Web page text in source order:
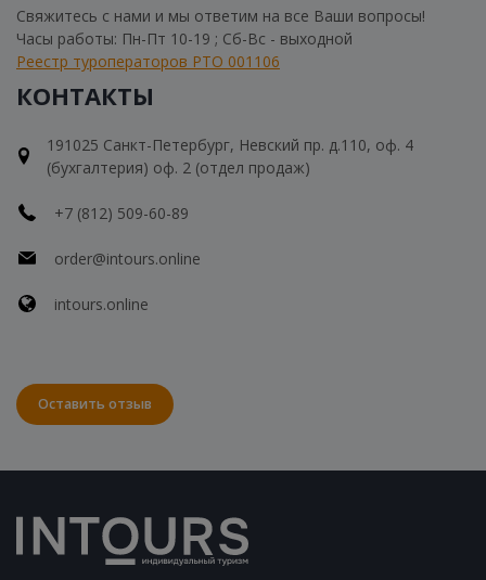
Свяжитесь с нами и мы ответим на все Ваши вопросы!
Часы работы: Пн-Пт 10-19 ; Сб-Вс - выходной
Реестр туроператоров РТО 001106
КОНТАКТЫ
191025 Санкт-Петербург, Невский пр. д.110, оф. 4
(бухгалтерия) оф. 2 (отдел продаж)
+7 (812) 509-60-89
order@intours.online
intours.online
Оставить отзыв